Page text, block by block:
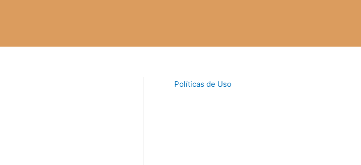
Políticas de Uso